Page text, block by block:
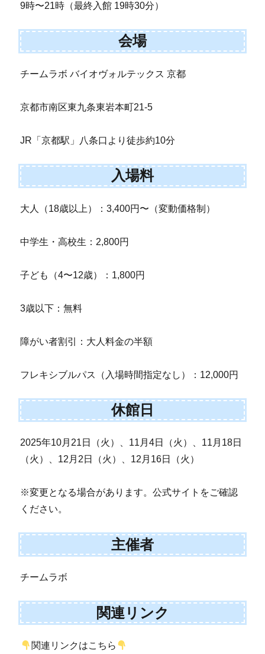
9時〜21時（最終入館 19時30分）
会場
チームラボ バイオヴォルテックス 京都
京都市南区東九条東岩本町21-5
JR「京都駅」八条口より徒歩約10分
入場料
大人（18歳以上）：3,400円〜（変動価格制）
中学生・高校生：2,800円
子ども（4〜12歳）：1,800円
3歳以下：無料
障がい者割引：大人料金の半額
フレキシブルパス（入場時間指定なし）：12,000円
休館日
2025年10月21日（火）、11月4日（火）、11月18日
（火）、12月2日（火）、12月16日（火）
※変更となる場合があります。公式サイトをご確認
ください。
主催者
チームラボ
関連リンク
関連リンクはこちら